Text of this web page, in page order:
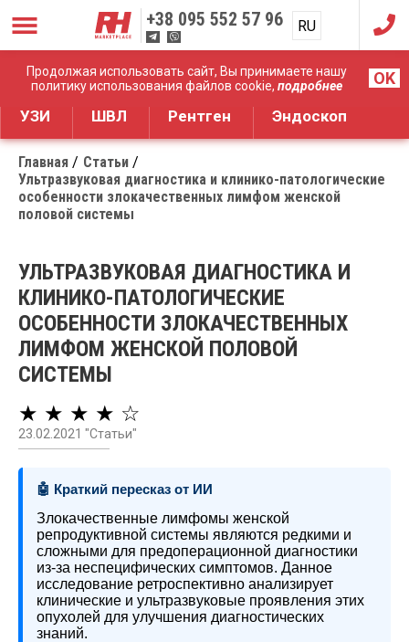
Продолжая использовать сайт, Вы принимаете нашу
политику использования файлов cookie, подробнее OK
+38 095 552 57 96 RU
UA
Дистрибуция медицинского оборудования
УЗИ ШВЛ Рентген Эндоскоп
Главная
Статьи
Ультразвуковая диагностика и клинико-патологические
особенности злокачественных лимфом женской
половой системы
УЛЬТРАЗВУКОВАЯ ДИАГНОСТИКА И
КЛИНИКО-ПАТОЛОГИЧЕСКИЕ
ОСОБЕННОСТИ ЗЛОКАЧЕСТВЕННЫХ
ЛИМФОМ ЖЕНСКОЙ ПОЛОВОЙ
СИСТЕМЫ
★ ★ ★ ★ ☆
23.02.2021 "Статьи"
🤖 Краткий пересказ от ИИ
Злокачественные лимфомы женской
репродуктивной системы являются редкими и
сложными для предоперационной диагностики
из-за неспецифических симптомов. Данное
исследование ретроспективно анализирует
клинические и ультразвуковые проявления этих
опухолей для улучшения диагностических
знаний.